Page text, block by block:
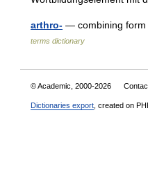
arthro- — combining form
terms dictionary
© Academic, 2000-2026
Dictionaries export , created on